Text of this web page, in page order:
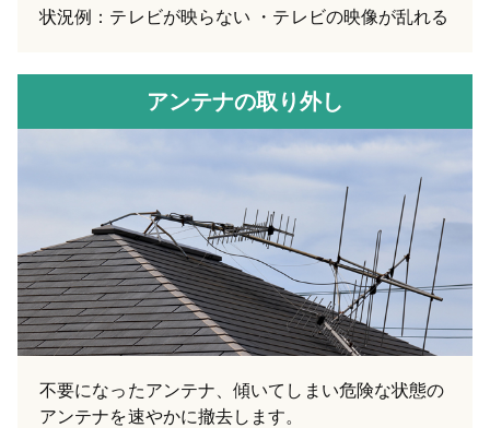
状況例：テレビが映らない ・テレビの映像が乱れる
アンテナの取り外し
不要になったアンテナ、傾いてしまい危険な状態の
アンテナを速やかに撤去します。